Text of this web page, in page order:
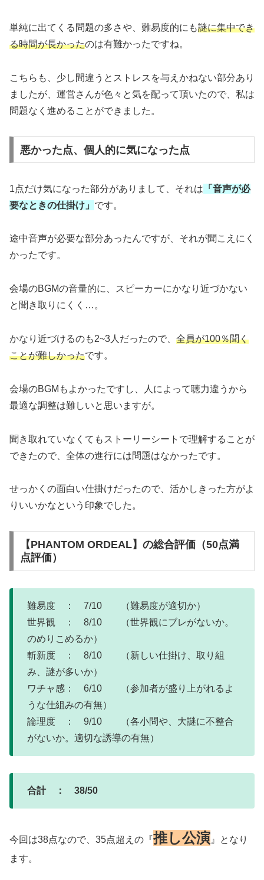
単純に出てくる問題の多さや、難易度的にも謎に集中でき
る時間が長かったのは有難かったですね。
こちらも、少し間違うとストレスを与えかねない部分あり
ましたが、運営さんが色々と気を配って頂いたので、私は
問題なく進めることができました。
悪かった点、個人的に気になった点
1点だけ気になった部分がありまして、それは 「音声が必
要なときの仕掛け」 です。
途中音声が必要な部分あったんですが、それが聞こえにく
かったです。
会場のBGMの音量的に、スピーカーにかなり近づかない
と聞き取りにくく…。
かなり近づけるのも2~3人だったので、 全員が100％聞く
ことが難しかったです。
会場のBGMもよかったですし、人によって聴力違うから
最適な調整は難しいと思いますが。
聞き取れていなくてもストーリーシートで理解することが
できたので、全体の進行には問題はなかったです。
せっかくの面白い仕掛けだったので、活かしきった方がよ
りいいかなという印象でした。
【PHANTOM ORDEAL】の総合評価（50点満
点評価）
難易度 ： 7/10 （難易度が適切か）
世界観 ： 8/10 （世界観にブレがないか。
のめりこめるか）
斬新度 ： 8/10 （新しい仕掛け、取り組
み、謎が多いか）
ワチャ感： 6/10 （参加者が盛り上がれるよ
うな仕組みの有無）
論理度 ： 9/10 （各小問や、大謎に不整合
がないか。適切な誘導の有無）
合計 ： 38/50
今回は38点なので、35点超えの『 推し公演』となり
ます。